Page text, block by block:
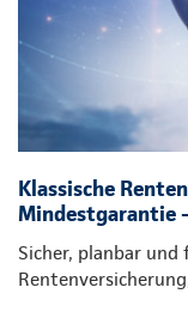
Klassische
Mindestgarantie
Sicher, planbar